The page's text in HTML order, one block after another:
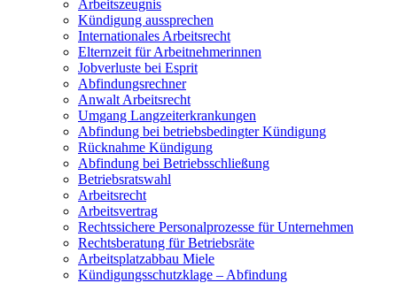
Arbeitszeugnis
Kündigung aussprechen
Internationales Arbeitsrecht
Elternzeit für Arbeitnehmerinnen
Jobverluste bei Esprit
Abfindungsrechner
Anwalt Arbeitsrecht
Umgang Langzeiterkrankungen
Abfindung bei betriebsbedingter Kündigung
Rücknahme Kündigung
Abfindung bei Betriebsschließung
Betriebsratswahl
Arbeitsrecht
Arbeitsvertrag
Rechtssichere Personalprozesse für Unternehmen
Rechtsberatung für Betriebsräte
Arbeitsplatzabbau Miele
Kündigungsschutzklage – Abfindung